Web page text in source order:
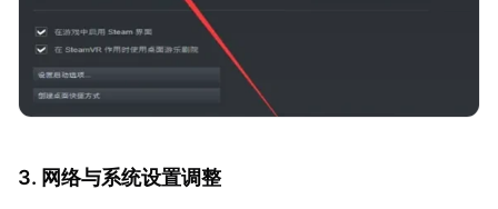
3. 网络与系统设置调整